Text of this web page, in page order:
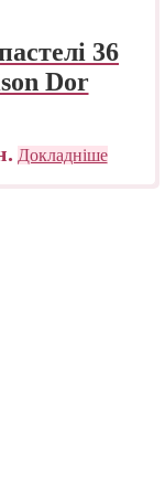
36
Dor
Докладніше